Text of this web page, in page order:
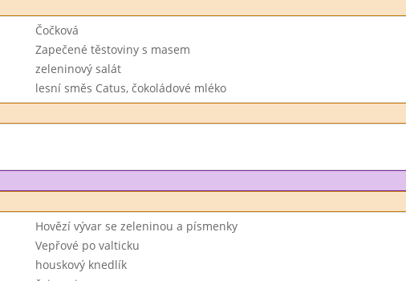
Čočková
Zapečené těstoviny s masem
zeleninový salát
lesní směs Catus, čokoládové mléko
Hovězí vývar se zeleninou a písmenky
Vepřové po valticku
houskový knedlík